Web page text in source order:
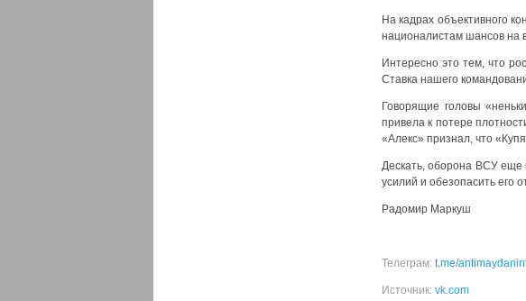
На кадрах объективного
националистам шансов на
Интересно это тем, что
Ставка нашего
Говорящие головы
привела к потере
«Алекс» признал, что
Дескать, оборона ВСУ еще
усилий и обезопасить его
Радомир Маркуш
Телеграм: t.me/
Источник: vk.com